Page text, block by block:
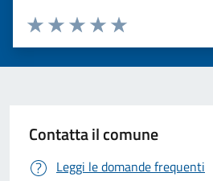
Valuta 5 stelle su 5
Valuta 4 stelle su 5
Valuta 3 stelle su 5
Valuta 2 stelle su 5
Valuta 1 stelle su 5
Contatta il comune
Leggi le domande frequenti